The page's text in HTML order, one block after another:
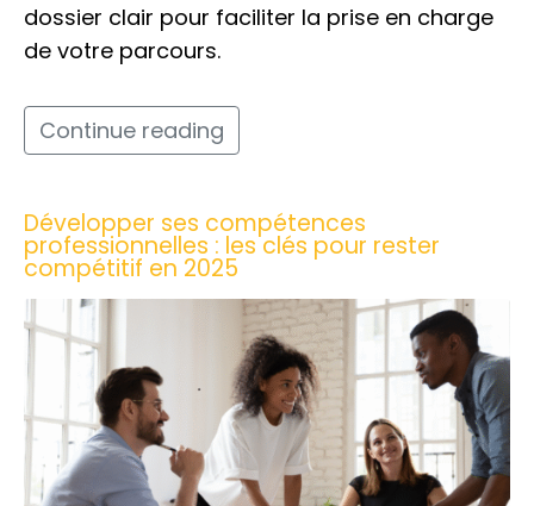
dossier clair pour faciliter la prise en charge
de votre parcours.
Continue reading
Développer ses compétences
professionnelles : les clés pour rester
compétitif en 2025